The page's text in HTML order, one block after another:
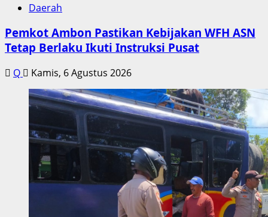
Daerah
Pemkot Ambon Pastikan Kebijakan WFH ASN
Tetap Berlaku Ikuti Instruksi Pusat
Q Kamis, 6 Agustus 2026